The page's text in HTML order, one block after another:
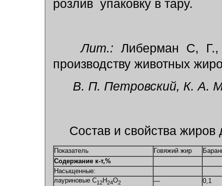
розлив упаковку в тару.
Лит.: Либерман С, Г.,
производству животных
В. П. Петровский, К. А.
Состав и свойства
Показатель Говяжий жир
Содержание к-т,%
Насыщенные:
лауриновые С12Н24О2 —
0,1